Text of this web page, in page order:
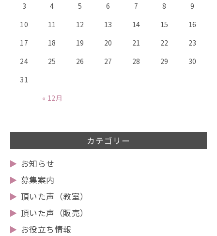
« 12月
3
4 5 6 7 8
9
10
11 12 13 14 15
16
17
18 19 20 21 22
23
24
25 26 27 28 29
30
31
カテゴリー
お知らせ
募集案内
頂いた声（教室）
頂いた声（販売）
お役立ち情報